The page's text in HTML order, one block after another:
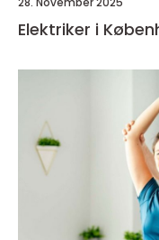
Elektriker i